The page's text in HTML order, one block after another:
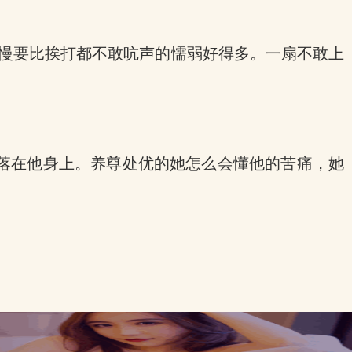
要比挨打都不敢吭声的懦弱好得多。一扇不敢上
在他身上。养尊处优的她怎么会懂他的苦痛，她